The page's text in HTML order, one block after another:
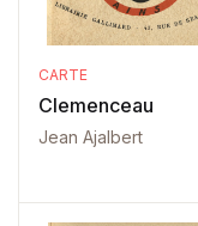
CARTE
Clemenceau
Jean Ajalbert